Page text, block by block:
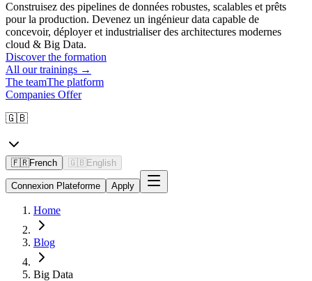
Construisez des pipelines de données robustes, scalables et prêts
pour la production. Devenez un ingénieur data capable de
concevoir, déployer et industrialiser des architectures modernes
cloud & Big Data.
Discover the formation
All our trainings →
The teamThe platform
Companies Offer
🇬🇧
🇫🇷French 🇬🇧 English
Connexion Plateforme Apply
Home
Blog
Big Data